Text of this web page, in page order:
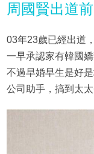
周國賢出道
03年23歲已經出道
一早承認家有韓國
不過早婚早生是好
公司助手，搞到太